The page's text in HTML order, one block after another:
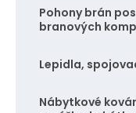
Pohony brán
branových
Lepidla,
Nábytkové